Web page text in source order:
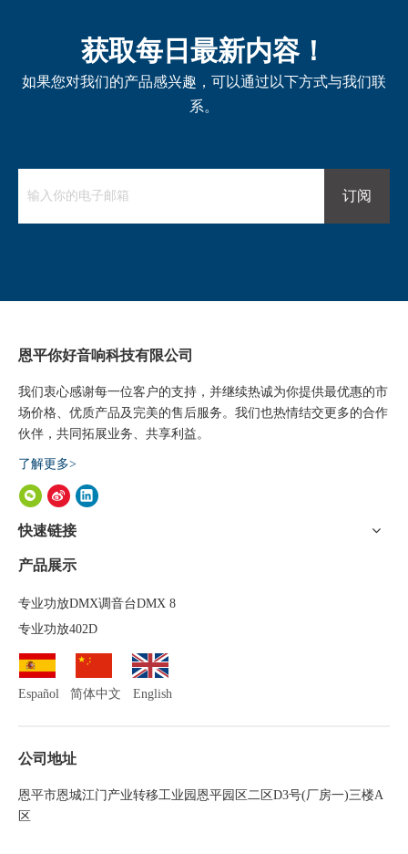
获取每日最新内容！
如果您对我们的产品感兴趣，可以通过以下方式与我们联
系。
订阅
恩平你好音响科技有限公司
我们衷心感谢每一位客户的支持，并继续热诚为你提供最优惠的市
场价格、优质产品及完美的售后服务。我们也热情结交更多的合作
伙伴，共同拓展业务、共享利益。
了解更多>
快速链接
产品展示
专业功放DMX调音台DMX 8
专业功放402D
Español 简体中文 English
公司地址
恩平市恩城江门产业转移工业园恩平园区二区D3号(厂房一)三楼A
区